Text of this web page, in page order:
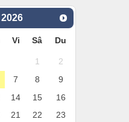
2026
Vi Sâ Du
1
2
7 8
9
14 15
16
21 22
23